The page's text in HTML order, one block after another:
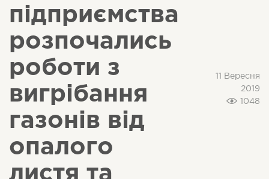
підприємства
розпочались
роботи з
вигрібання
газонів від
опалого
листя та
11 Вересня
2019
1048